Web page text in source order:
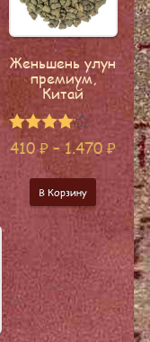
Женьшень улун
премиум,
Китай
Оценка
4.00
из 5
410₽ –1.470₽
В Корзину